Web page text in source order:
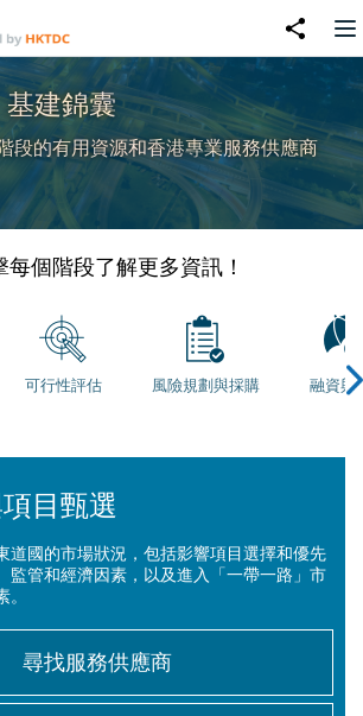
基建錦囊
段的有用資源和香港專業服務供應商
每個階段了解更多資訊！
可行性評估 風險規劃與採購 融資與
目甄選
監管和經濟因素，以及進入「一帶一路」市
尋找服務供應商